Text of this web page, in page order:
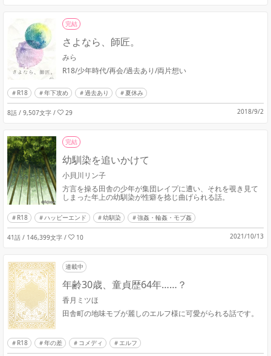
完結
さよなら、師匠。
みら
R18/少年時代/再会/過去あり/両片想い
R18 年下攻め 過去あり 夏休み
8話 / 9,507文字 / 29 2018/9/2
完結
幼馴染を追いかけて
小貝川リン子
方言を操る田舎の少年が集団レイプに遭い、それを覗き見て
しまった年上の幼馴染が性癖を捻じ曲げられる話。
R18 ハッピーエンド 幼馴染 強姦・輪姦・モブ姦
41話 / 146,399文字 / 10 2021/10/13
連載中
年齢30歳、童貞歴64年……？
香月ミツほ
田舎町の地味モブが麗しのエルフ様に可愛がられる話です。
R18 年の差 コメディ エルフ